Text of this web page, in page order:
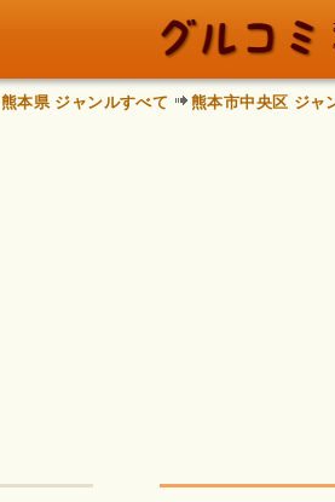
熊本県 ジャンルすべて 熊本市中央区 ジャ